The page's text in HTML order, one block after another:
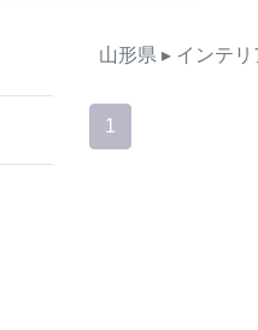
山形県 ▸ インテリ
1